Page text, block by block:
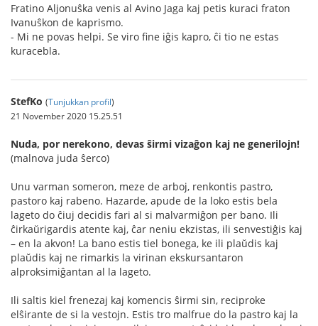
Fratino Aljonuŝka venis al Avino Jaga kaj petis kuraci fraton
Ivanuŝkon de kaprismo.
- Mi ne povas helpi. Se viro fine iĝis kapro, ĉi tio ne estas
kuracebla.
StefKo (Tunjukkan profil)
21 November 2020 15.25.51
Nuda, por nerekono, devas ŝirmi vizaĝon kaj ne generilojn!
(malnova juda ŝerco)
Unu varman someron, meze de arboj, renkontis pastro,
pastoro kaj rabeno. Hazarde, apude de la loko estis bela
lageto do ĉiuj decidis fari al si malvarmiĝon per bano. Ili
ĉirkaŭrigardis atente kaj, ĉar neniu ekzistas, ili senvestiĝis kaj
– en la akvon! La bano estis tiel bonega, ke ili plaŭdis kaj
plaŭdis kaj ne rimarkis la virinan ekskursantaron
alproksimiĝantan al la lageto.
Ili saltis kiel frenezaj kaj komencis ŝirmi sin, reciproke
elŝirante de si la vestojn. Estis tro malfrue do la pastro kaj la